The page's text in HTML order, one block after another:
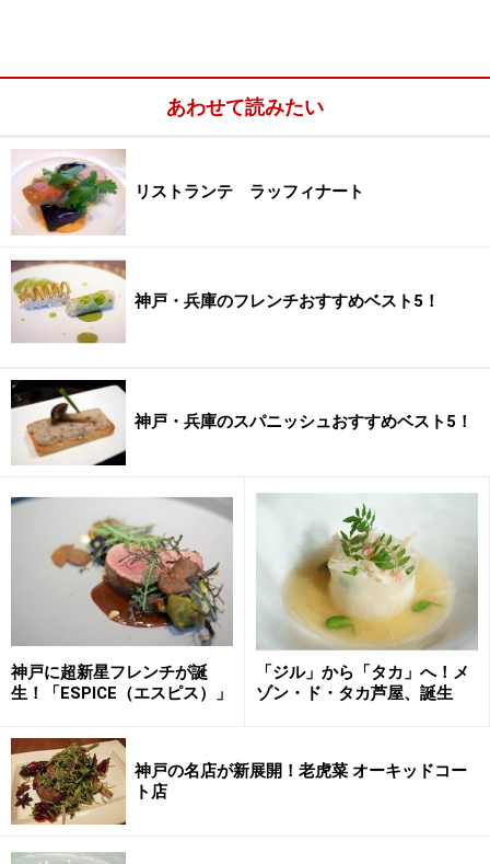
あわせて読みたい
リストランテ ラッフィナート
神戸・兵庫のフレンチおすすめベスト5！
神戸・兵庫のスパニッシュおすすめベスト5！
神戸に超新星フレンチが誕
生！「ESPICE（エスピス）」
「ジル」から「タカ」へ！メ
ゾン・ド・タカ芦屋、誕生
神戸の名店が新展開！老虎菜 オーキッドコー
ト店